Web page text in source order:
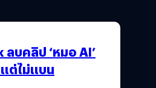
บคลิป ‘หมอ AI’
ต่ไม่แบน